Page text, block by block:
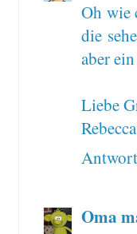
Oh wie
die
aber
Liebe
Rebecca
Oma